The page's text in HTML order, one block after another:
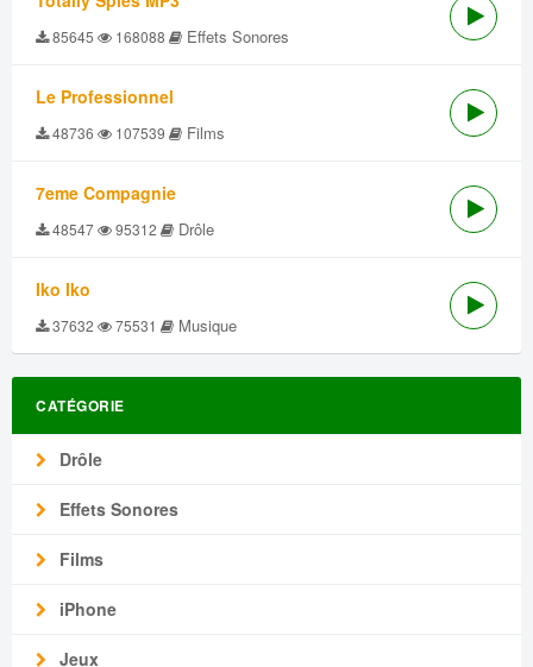
85645 168088 Effets Sonores
Le Professionnel
48736 107539 Films
7eme Compagnie
48547 95312 Drôle
Iko Iko
37632 75531 Musique
CATÉGORIE
Drôle
Effets Sonores
Films
iPhone
Jeux